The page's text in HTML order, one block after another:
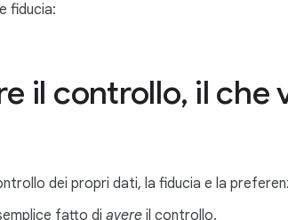
fiducia:
il controllo, il che
dei propri dati, la fiducia e la
fatto di avere il controllo.